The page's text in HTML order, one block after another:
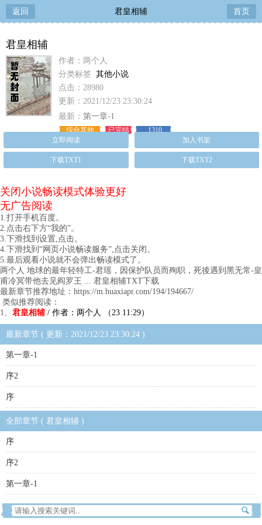
返回 君皇相辅 首页
君皇相辅
作者：两个人
分类标签 其他小说
点击：28980
更新：2021/12/23 23:30:24
最新： 第一章-1
综合其他 已完结
1310
立即阅读
加入书架
下载TXT1 下载TXT2
关闭小说畅读模式体验更好
无广告阅读
1.打开手机百度。
2.点击右下方“我的”。
3.下滑找到设置,点击。
4.下滑找到“网页小说畅读服务”,点击关闭。
5.最后观看小说就不会弹出畅读模式了。
两个人 地球的最年轻特工-君瑶，因保护队员而殉职，死後遇到黑无常-皇
甫冷冥带他去见阎罗王 ... 君皇相辅TXT下载
最新章节推荐地址：https://m.huaxiapr.com/194/194667/
类似推荐阅读：
1、 君皇相辅 / 作者：两个人 （23 11:29）
最新章节 ( 更新：2021/12/23 23:30:24 )
第一章-1
序2
序
全部章节 ( 君皇相辅 )
序
序2
第一章-1